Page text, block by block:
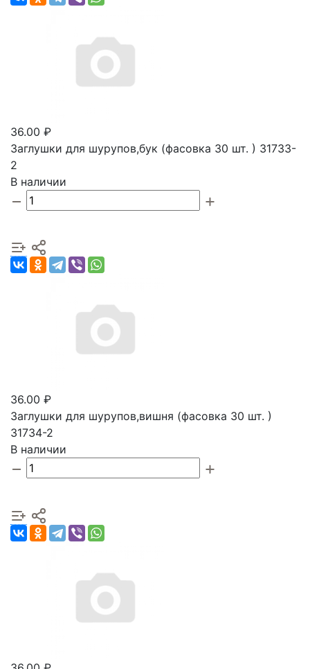
36.00 ₽
Заглушки для шурупов,бук (фасовка 30 шт. ) 31733-
2
В наличии
36.00 ₽
Заглушки для шурупов,вишня (фасовка 30 шт. )
31734-2
В наличии